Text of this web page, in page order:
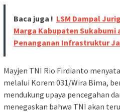
Baca juga ! LSM Dampal
Marga Kabupaten Sukabumi
Penanganan Infrastruktur
Mayjen TNI Rio Firdianto
melalui Korem 031/Wira Bima,
mendukung upaya pencegahan
menegaskan bahwa TNI akan